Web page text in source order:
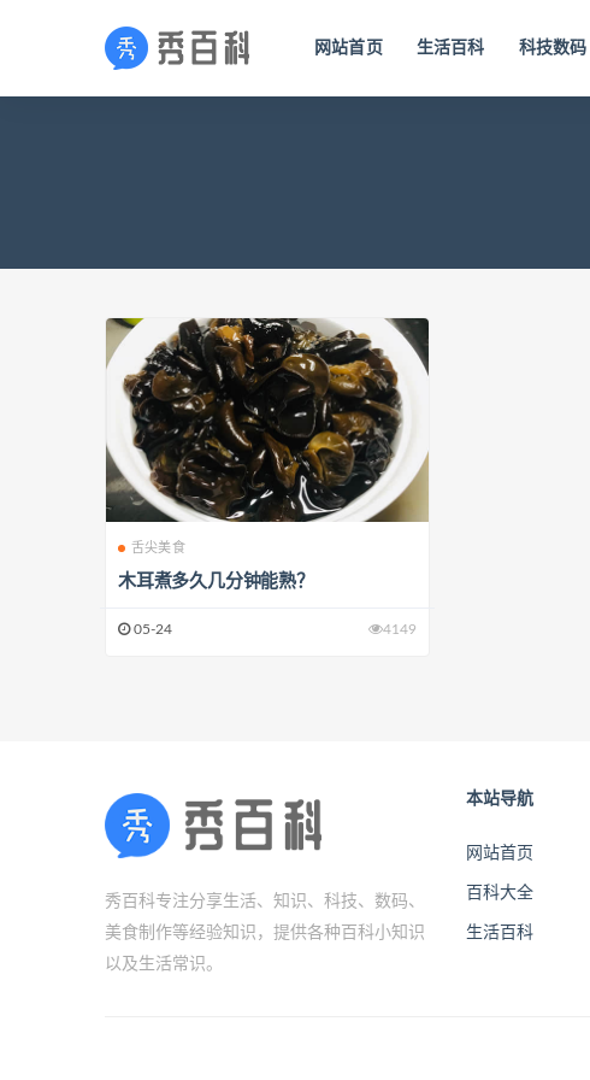
网站首页 生活百科 科技数码
舌尖美食
木耳煮多久几分钟能熟？
05-24 4149
秀百科专注分享生活、知识、科技、数码、
美食制作等经验知识，提供各种百科小知识
以及生活常识。
本站导航
网站首页
百科大全
生活百科